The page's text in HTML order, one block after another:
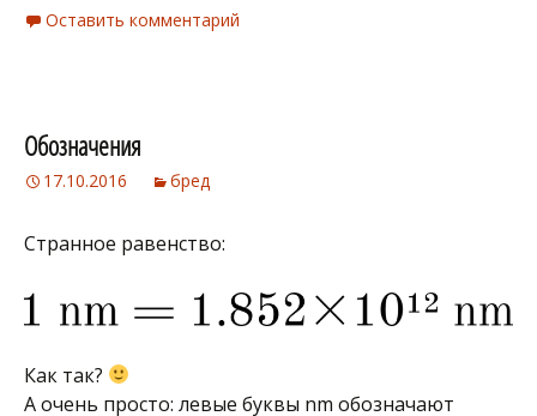
Оставить комментарий
Обозначения
17.10.2016 бред
Странное равенство:
Как так?
А очень просто: левые буквы nm обозначают